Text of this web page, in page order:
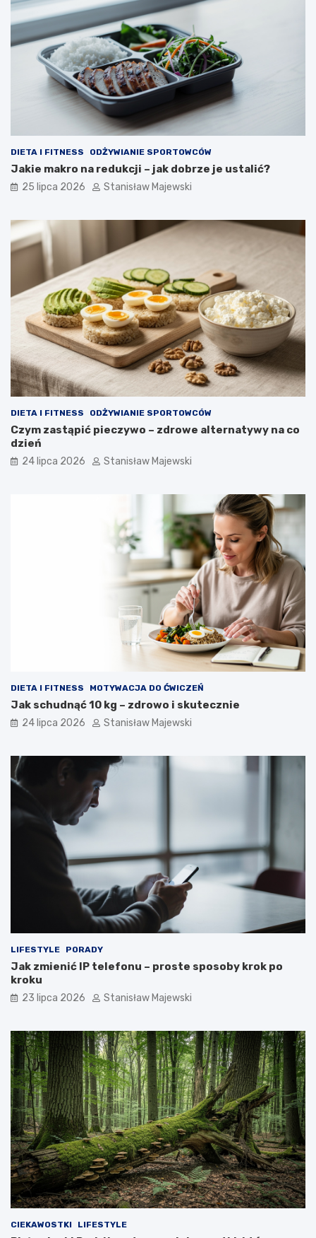
DIETA I FITNESS ODŻYWIANIE SPORTOWCÓW
Jakie makro na redukcji – jak dobrze je ustalić?
25 lipca 2026 Stanisław Majewski
DIETA I FITNESS ODŻYWIANIE SPORTOWCÓW
Czym zastąpić pieczywo – zdrowe alternatywy na co
dzień
24 lipca 2026 Stanisław Majewski
DIETA I FITNESS MOTYWACJA DO ĆWICZEŃ
Jak schudnąć 10 kg – zdrowo i skutecznie
24 lipca 2026 Stanisław Majewski
LIFESTYLE PORADY
Jak zmienić IP telefonu – proste sposoby krok po
kroku
23 lipca 2026 Stanisław Majewski
CIEKAWOSTKI LIFESTYLE